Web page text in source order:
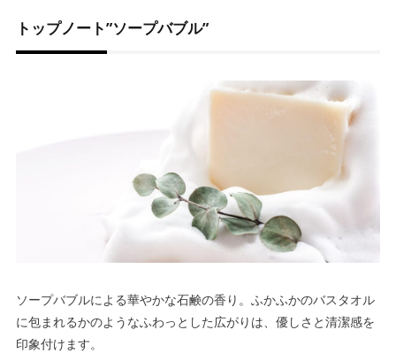
トップノート”ソープバブル”
ソープバブルによる華やかな石鹸の香り。 ふかふかのバスタオル
に包まれるかのようなふわっとした広がりは、優しさと清潔感を
印象付けます。